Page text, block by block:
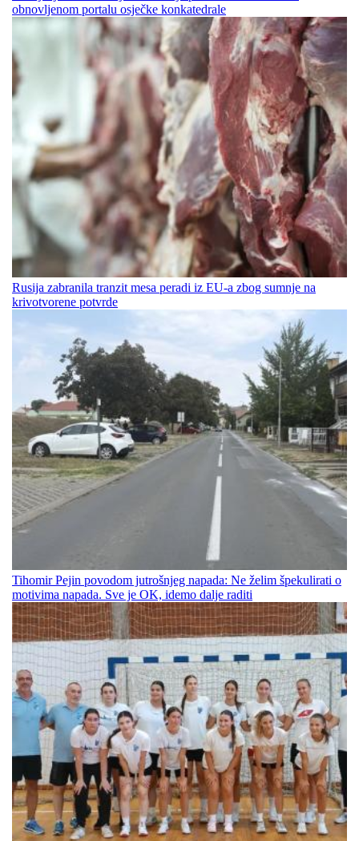
obnovljenom portalu osječke konkatedrale
Rusija zabranila tranzit mesa peradi iz EU-a zbog sumnje na
krivotvorene potvrde
Tihomir Pejin povodom jutrošnjeg napada: Ne želim špekulirati o
motivima napada. Sve je OK, idemo dalje raditi